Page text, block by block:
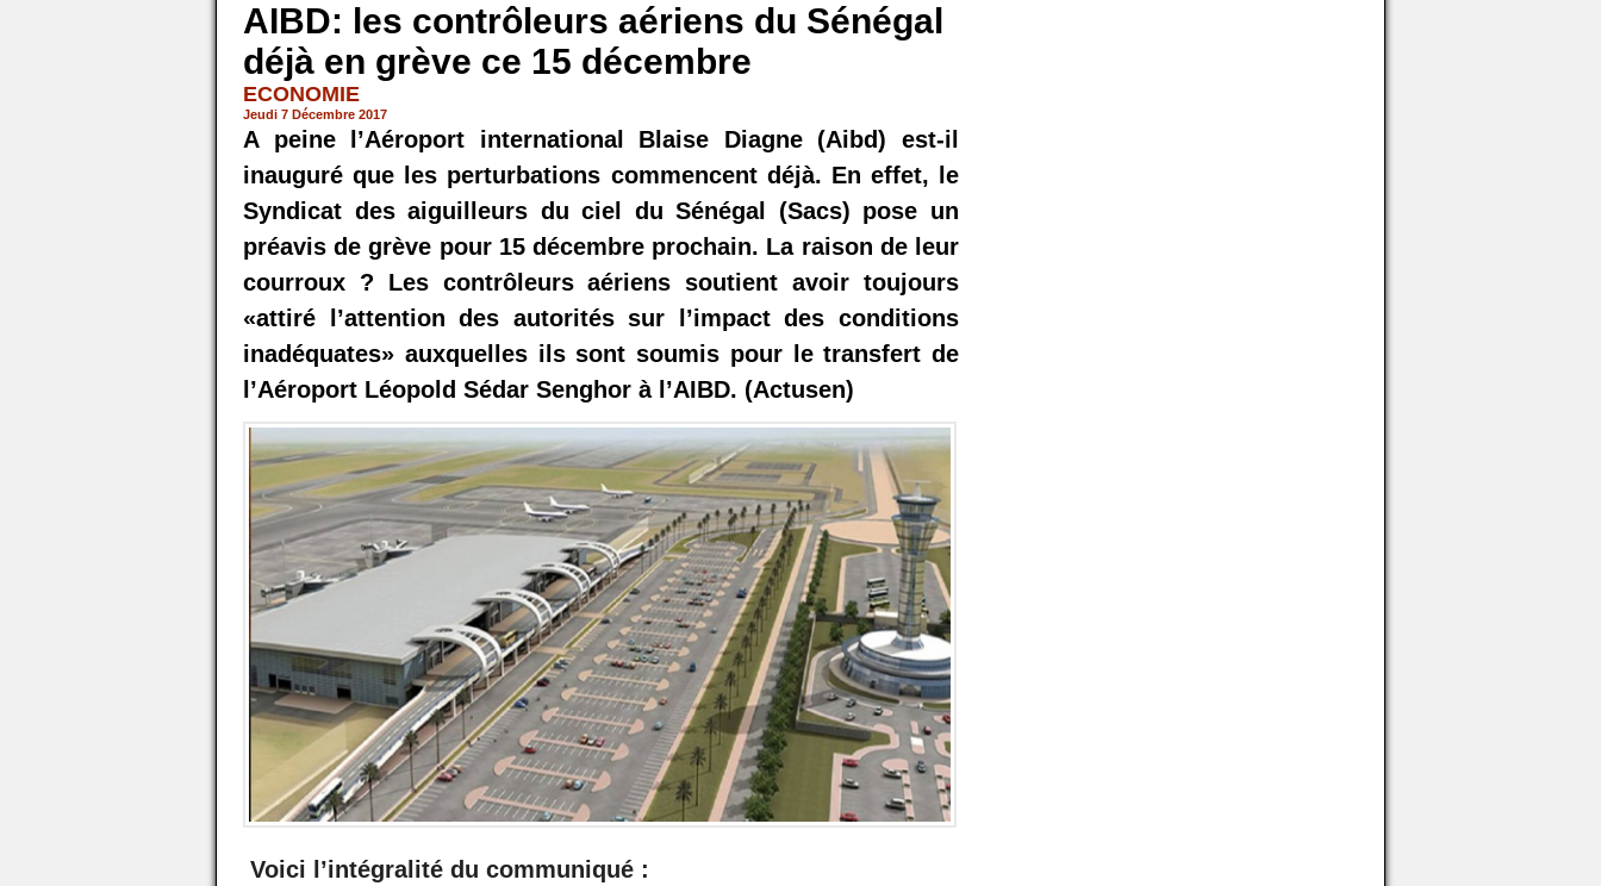
AIBD: les contrôleurs aériens du Sénégal
déjà en grève ce 15 décembre
ECONOMIE
Jeudi 7 Décembre 2017
A peine l’Aéroport international Blaise Diagne (Aibd) est-il
inauguré que les perturbations commencent déjà. En effet, le
Syndicat des aiguilleurs du ciel du Sénégal (Sacs) pose un
préavis de grève pour 15 décembre prochain. La raison de leur
courroux ? Les contrôleurs aériens soutient avoir toujours
«attiré l’attention des autorités sur l’impact des conditions
inadéquates» auxquelles ils sont soumis pour le transfert de
l’Aéroport Léopold Sédar Senghor à l’AIBD. (Actusen)
Voici l’intégralité du communiqué :